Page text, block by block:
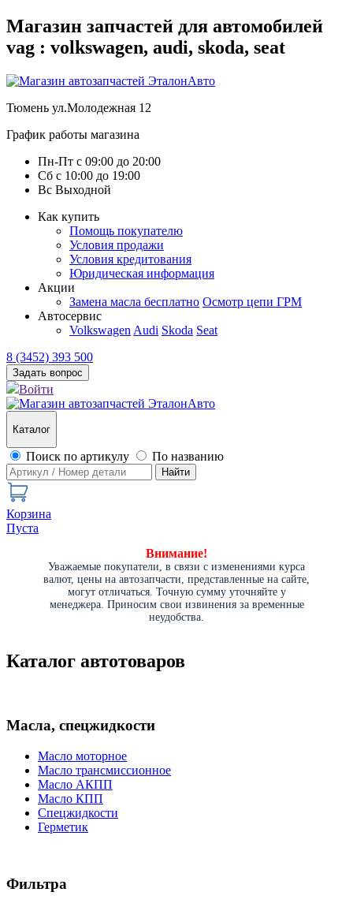
Магазин запчастей для автомобилей
vag : volkswagen, audi, skoda, seat
Тюмень ул.Молодежная 12
График работы магазина
Пн-Пт с 09:00 до 20:00
Сб с 10:00 до 19:00
Вс Выходной
Как купить
Помощь покупателю
Условия продажи
Условия кредитования
Юридическая информация
Акции
Замена масла бесплатно Осмотр цепи ГРМ
Автосервис
Volkswagen Audi Skoda Seat
8 (3452) 393 500
Задать вопрос
Войти
Каталог
Поиск по артикулу По названию
Найти
Корзина
Пуста
Внимание!
Уважаемые покупатели, в связи с изменениями курса
валют, цены на автозапчасти, представленные на сайте,
могут отличаться. Точную сумму уточняйте у
менеджера. Приносим свои извинения за временные
неудобства.
Каталог автотоваров
Масла, спецжидкости
Масло моторное
Масло трансмиссионное
Масло АКПП
Масло КПП
Спецжидкости
Герметик
Фильтра